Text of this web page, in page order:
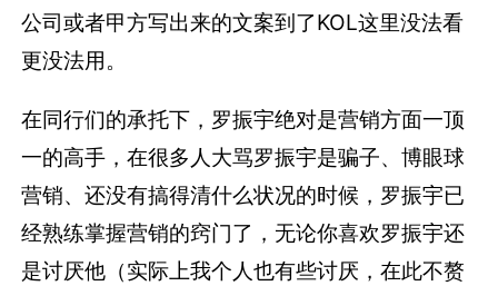
公司或者甲方写出来的文案到了KOL这里没法看
更没法用。
在同行们的承托下，罗振宇绝对是营销方面一顶
一的高手，在很多人大骂罗振宇是骗子、博眼球
营销、还没有搞得清什么状况的时候，罗振宇已
经熟练掌握营销的窍门了，无论你喜欢罗振宇还
是讨厌他（实际上我个人也有些讨厌，在此不赘